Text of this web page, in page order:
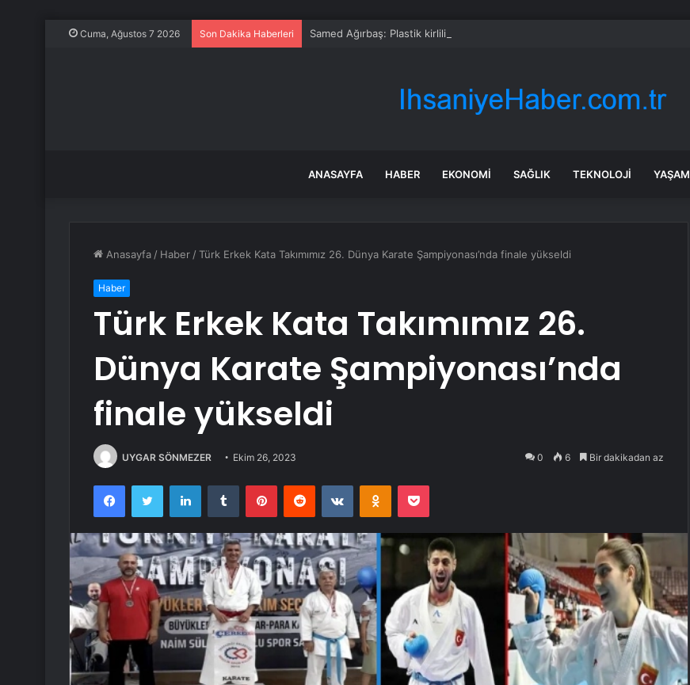
Cuma, Ağustos 7 2026 Son Dakika Haberleri Samed Ağırbaş: Plastik kirliliğine karşı yeni bir seferberlik başlatıyoruz
ANASAYFA HABER EKONOMI SAĞLIK TEKNOLOJI YAŞAM
Anasayfa / Haber /Türk Erkek Kata Takımımız 26. Dünya Karate Şampiyonası’nda finale yükseldi
Haber
Türk Erkek Kata Takımımız 26.
Dünya Karate Şampiyonası’nda
finale yükseldi
UYGAR SÖNMEZER Ekim 26, 2023 0 6 Bir dakikadan az
FacebookTwitter LinkedInTumblr PinterestReddit VKontakteOdnoklassniki
Pocket